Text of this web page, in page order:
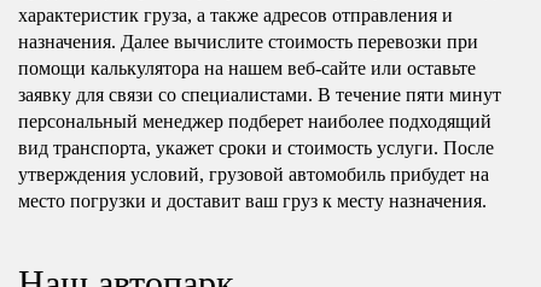
характеристик груза, а также адресов отправления и
назначения. Далее вычислите стоимость перевозки при
помощи калькулятора на нашем веб-сайте или оставьте
заявку для связи со специалистами. В течение пяти минут
персональный менеджер подберет наиболее подходящий
вид транспорта, укажет сроки и стоимость услуги. После
утверждения условий, грузовой автомобиль прибудет на
место погрузки и доставит ваш груз к месту назначения.